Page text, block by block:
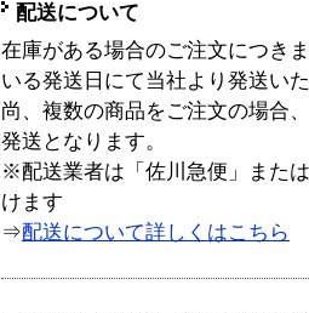
配送について
在庫がある場合のご注文につき
いる発送日にて当社より発送い
尚、複数の商品をご注文の場合
発送となります。
※配送業者は「佐川急便」また
けます
⇒配送について詳しくはこちら